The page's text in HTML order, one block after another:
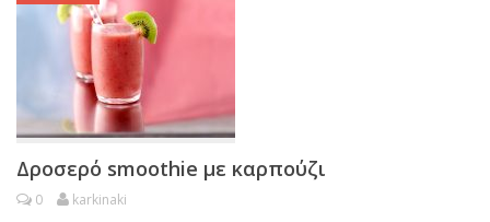
Δροσερό smoothie με καρπούζι
0 karkinaki